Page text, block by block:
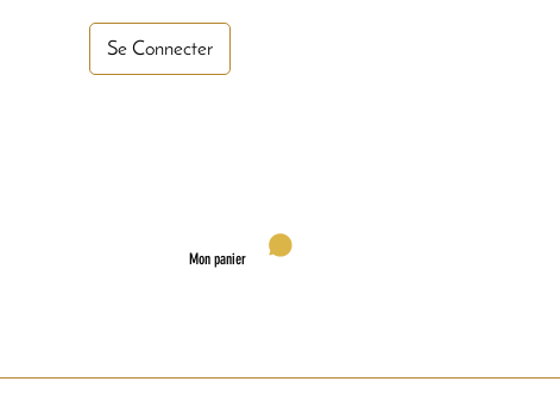
naturel, saponifié à froid,
Mon panier
Se Connecter